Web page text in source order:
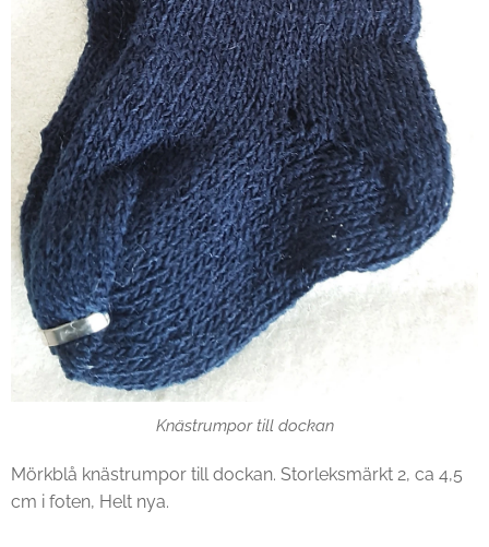
Knästrumpor till dockan
Mörkblå knästrumpor till dockan. Storleksmärkt 2, ca 4,5
cm i foten, Helt nya.